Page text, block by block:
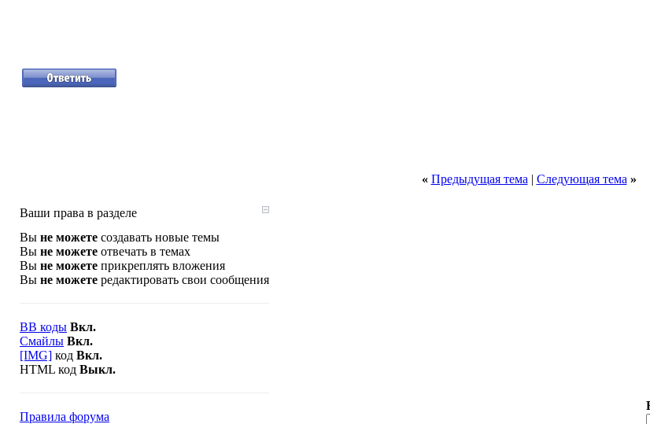
« Предыдущая тема | Следующая тема »
Ваши права в разделе
Вы не можете создавать новые темы
Вы не можете отвечать в темах
Вы не можете прикреплять вложения
Вы не можете редактировать свои сообщения
BB коды Вкл.
Смайлы Вкл.
[IMG] код Вкл.
HTML код Выкл.
Правила форума